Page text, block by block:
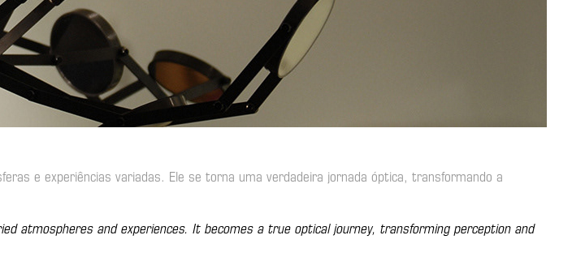
e experiências variadas. Ele se torna uma verdadeira jornada óptica, transformando a
atmospheres and experiences. It becomes a true optical journey, transforming perception and